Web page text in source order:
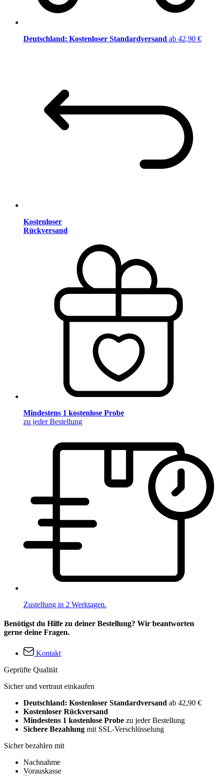
Deutschland: Kostenloser Standardversand ab 42,90 €
Kostenloser
Rückversand
Mindestens 1 kostenlose Probe
zu jeder Bestellung
Zustellung in 2 Werktagen.
Benötigst du Hilfe zu deiner Bestellung? Wir beantworten
gerne deine Fragen.
Kontakt
Geprüfte Qualität
Sicher und vertraut einkaufen
Deutschland: Kostenloser Standardversand ab 42,90 €
Kostenloser Rückversand
Mindestens 1 kostenlose Probe zu jeder Bestellung
Sichere Bezahlung mit SSL-Verschlüsselung
Sicher bezahlen mit
Nachnahme
Vorauskasse